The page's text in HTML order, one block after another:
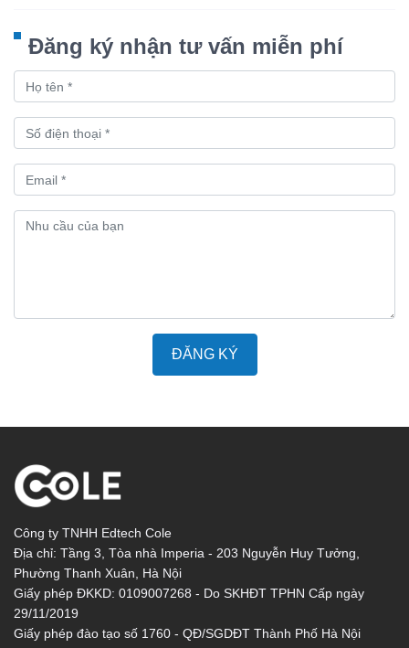
Đăng ký nhận tư vấn miễn phí
ĐĂNG KÝ
Công ty TNHH Edtech Cole
Địa chỉ: Tầng 3, Tòa nhà Imperia - 203 Nguyễn Huy Tưởng,
Phường Thanh Xuân, Hà Nội
Giấy phép ĐKKD: 0109007268 - Do SKHĐT TPHN Cấp ngày
29/11/2019
Giấy phép đào tạo số 1760 - QĐ/SGDĐT Thành Phố Hà Nội